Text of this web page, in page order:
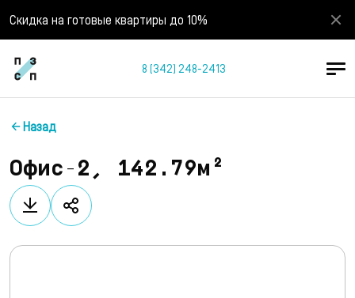
Скидка на готовые квартиры до 10%
8 (342) 248-2413
Назад
Офис-2, 142.79м²